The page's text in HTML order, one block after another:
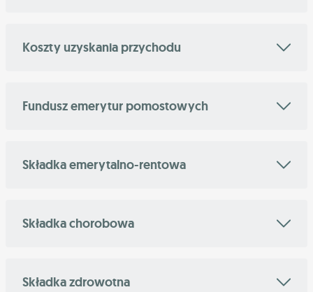
Koszty uzyskania przychodu
Fundusz emerytur pomostowych
Składka emerytalno-rentowa
Składka chorobowa
Składka zdrowotna